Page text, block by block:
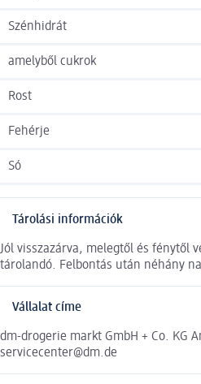
Szénhidrát
amelyből cukrok
Rost
Fehérje
Só
Tárolási információk
Jól visszazárva, melegtől és fénytől
tárolandó. Felbontás után néhány
Vállalat címe
dm-drogerie markt GmbH + Co. KG
servicecenter@dm.de